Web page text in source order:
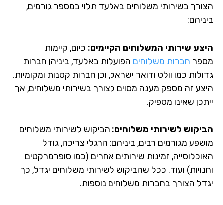
בשירותי משלוחים באלעד תלוי במספר גורמים,
שירותי המשלוחים הקיימים:כיום, קיימות
חברות משלוחיםהפועלות באלעד, ביניהן חברות
כמו וולט ודואר ישראל, וכן חברות קטנות ומקומיות.
זה מספק מענה מסוים לצורך בשירותי משלוחים, אך
שאינו מספיק.
לשירותי משלוחים:הביקוש לשירותי משלוחים
מגורמים רבים, ביניהם: הרגלי צריכה, גודל
זמינות שירותים אחרים (כמו סופרמרקטים
ועוד. ככל שהביקוש לשירותי משלוחים יגדל, כך
הצורך בחברות משלוחים נוספות.